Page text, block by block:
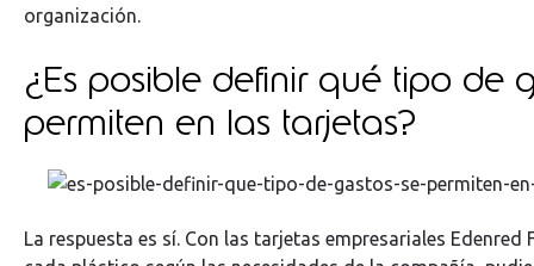
organización.
¿Es posible definir qué tipo de
permiten en las tarjetas?
La respuesta es sí. Con las tarjetas empresariales Edenred